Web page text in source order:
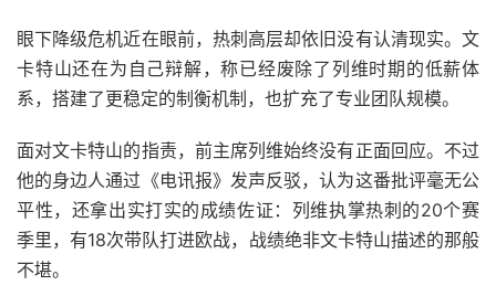
眼下降级危机近在眼前，热刺高层却依旧没有认清现实。文
卡特山还在为自己辩解，称已经废除了列维时期的低薪体
系，搭建了更稳定的制衡机制，也扩充了专业团队规模。
面对文卡特山的指责，前主席列维始终没有正面回应。不过
他的身边人通过《电讯报》发声反驳，认为这番批评毫无公
平性，还拿出实打实的成绩佐证：列维执掌热刺的20个赛
季里，有18次带队打进欧战，战绩绝非文卡特山描述的那般
不堪。